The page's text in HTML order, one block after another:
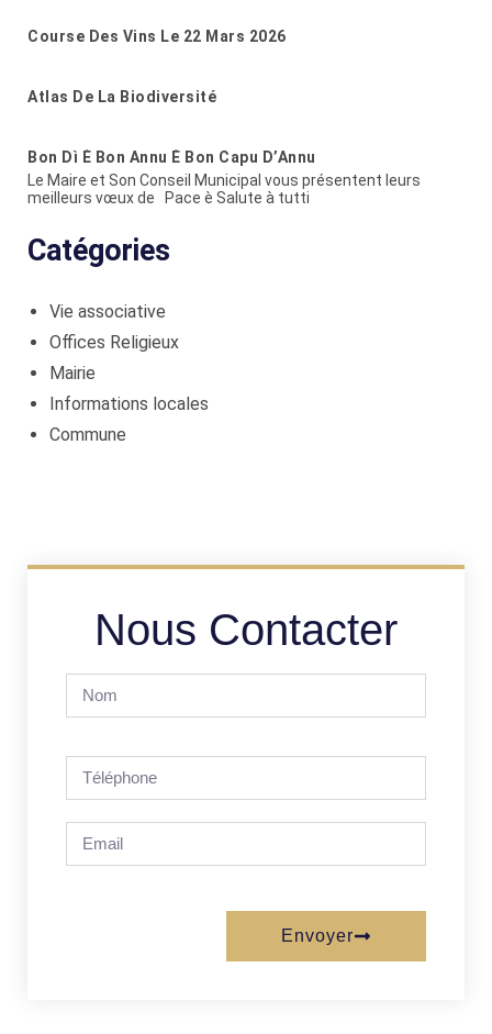
Course Des Vins Le 22 Mars 2026
Atlas De La Biodiversité
Bon Dì È Bon Annu È Bon Capu D’Annu
Le Maire et Son Conseil Municipal vous présentent leurs
meilleurs vœux de Pace è Salute à tutti
Catégories
Vie associative
Offices Religieux
Mairie
Informations locales
Commune
Nous Contacter
Envoyer